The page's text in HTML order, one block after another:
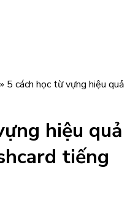
» 5 cách học từ vựng hiệu quả
hiệu quả
tiếng